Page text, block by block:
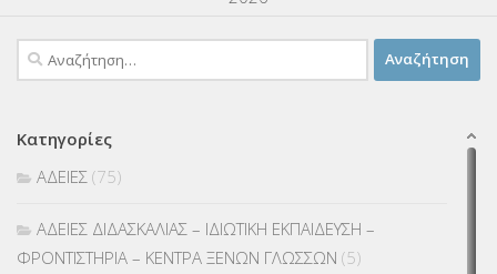
Αναζήτηση
για:
Κατηγορίες
ΑΔΕΙΕΣ (75)
ΑΔΕΙΕΣ ΔΙΔΑΣΚΑΛΙΑΣ – ΙΔΙΩΤΙΚΗ ΕΚΠΑΙΔΕΥΣΗ –
ΦΡΟΝΤΙΣΤΗΡΙΑ – ΚΕΝΤΡΑ ΞΕΝΩΝ ΓΛΩΣΣΩΝ (5)